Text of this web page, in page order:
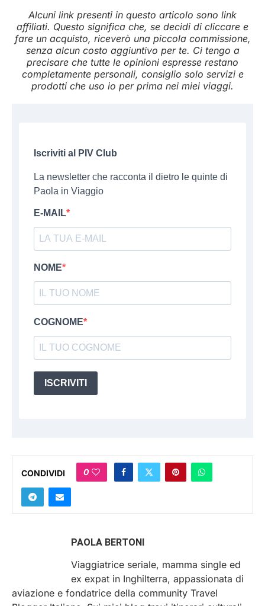
Alcuni link presenti in questo articolo sono link
affiliati. Questo significa che, se decidi di cliccare e
fare un acquisto, riceverò una piccola commissione,
senza alcun costo aggiuntivo per te. Ci tengo a
precisare che tutte le opinioni espresse restano
completamente personali, consiglio solo servizi e
prodotti che uso io per prima nei miei viaggi.
Iscriviti al PIV Club
La newsletter che racconta il dietro le quinte di
Paola in Viaggio
E-MAIL
NOME
COGNOME
ISCRIVITI
CONDIVIDI 0
PAOLA BERTONI
Viaggiatrice seriale, mamma single ed
ex expat in Inghilterra, appassionata di
aviazione e fondatrice della community Travel